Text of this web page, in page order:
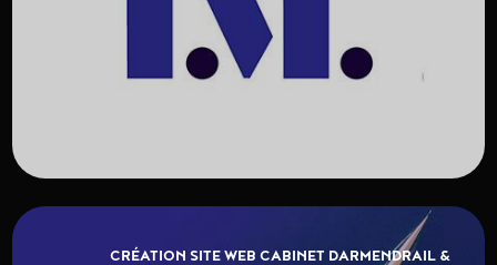
CRÉATION SITE WEB CABINET DARMENDRAIL &